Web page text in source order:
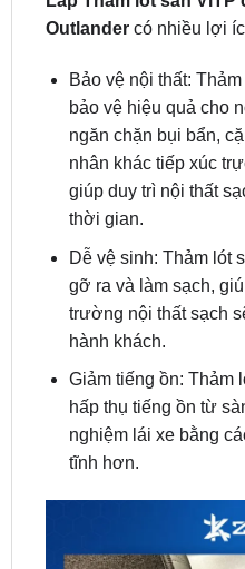
Bảo vệ nội thất:
ngăn chặn bụi bẩn,
nhân khác tiếp xúc
giúp duy trì nội thất
thời gian.
Dễ vệ sinh: Thảm lót
gỡ ra và làm sạch,
trường nội thất sạch
hành khách.
Giảm tiếng ồn: Thảm
hấp thụ tiếng ồn từ
nghiệm lái xe bằng
tĩnh hơn.